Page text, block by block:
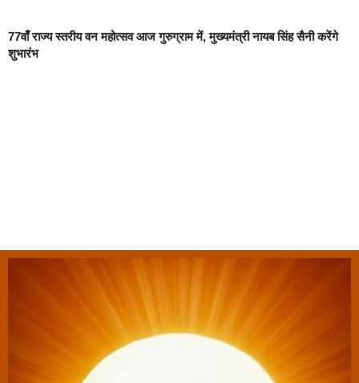
77वाँ राज्य स्तरीय वन महोत्सव आज गुरुग्राम में, मुख्यमंत्री नायब सिंह सैनी करेंगे
शुभारंभ